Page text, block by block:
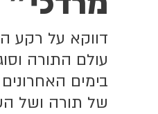
דווקא על רקע
עולם התורה
בימים
של תורה ושל